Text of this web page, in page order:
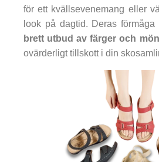
för ett kvällsevenemang eller
look på dagtid. Deras
brett utbud av färger och
ovärderligt tillskott i din